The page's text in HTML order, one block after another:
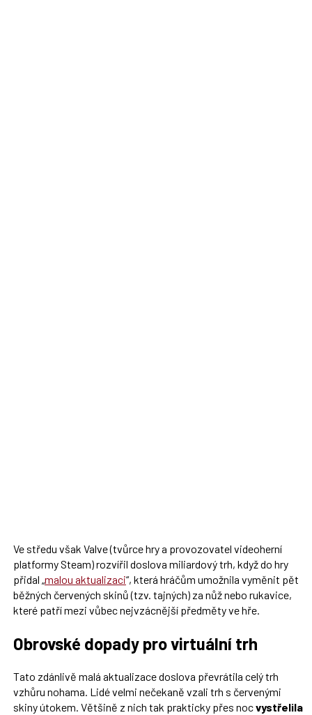
Ve středu však Valve (tvůrce hry a provozovatel videoherní
platformy Steam) rozvířil doslova miliardový trh, když do hry
přidal „ malou aktualizaci“, která hráčům umožnila vyměnit pět
běžných červených skinů (tzv. tajných) za nůž nebo rukavice,
které patří mezi vůbec nejvzácnější předměty ve hře.
Obrovské dopady pro virtuální trh
Tato zdánlivě malá aktualizace doslova převrátila celý trh
vzhůru nohama. Lidé velmi nečekaně vzali trh s červenými
skiny útokem. Většině z nich tak prakticky přes nocvystřelila